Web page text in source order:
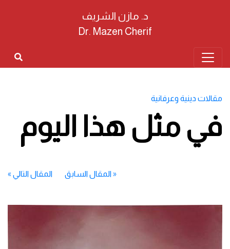
د. مازن الشريف
Dr. Mazen Cherif
مقالات دينية وعرفانية
في مثل هذا اليوم
«المقال السابق المقال التالي »